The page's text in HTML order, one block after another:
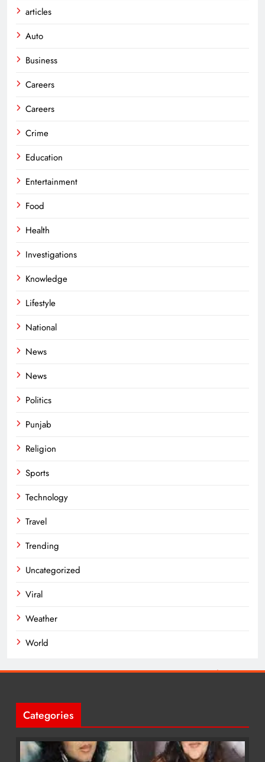
articles
Auto
Business
Careers
Careers
Crime
Education
Entertainment
Food
Health
Investigations
Knowledge
Lifestyle
National
News
News
Politics
Punjab
Religion
Sports
Technology
Travel
Trending
Uncategorized
Viral
Weather
World
Categories